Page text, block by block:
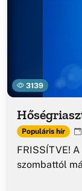
3139
Populáris hír
FRISSÍTVE!
szombattól